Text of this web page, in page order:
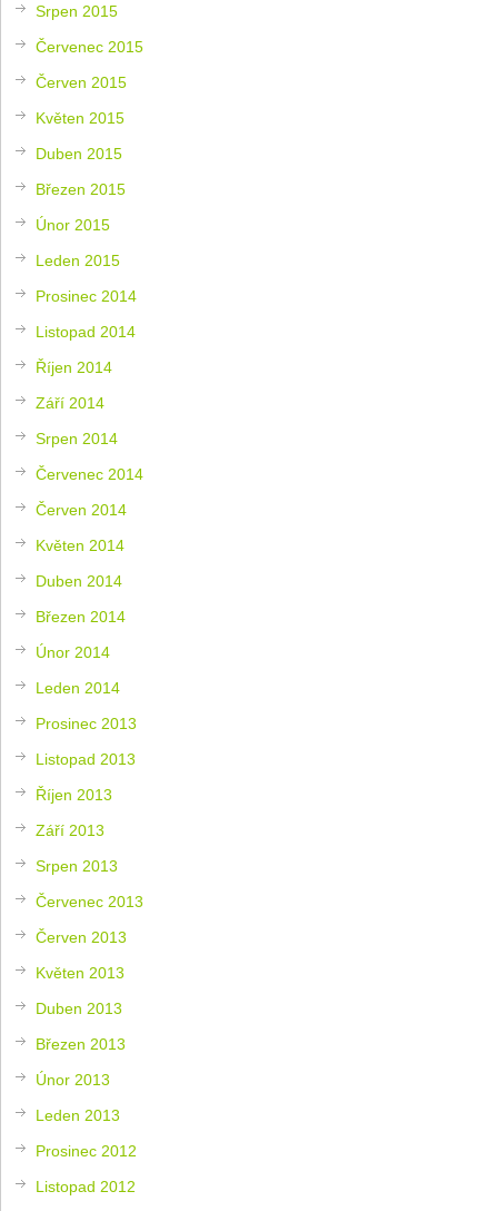
Srpen 2015
Červenec 2015
Červen 2015
Květen 2015
Duben 2015
Březen 2015
Únor 2015
Leden 2015
Prosinec 2014
Listopad 2014
Říjen 2014
Září 2014
Srpen 2014
Červenec 2014
Červen 2014
Květen 2014
Duben 2014
Březen 2014
Únor 2014
Leden 2014
Prosinec 2013
Listopad 2013
Říjen 2013
Září 2013
Srpen 2013
Červenec 2013
Červen 2013
Květen 2013
Duben 2013
Březen 2013
Únor 2013
Leden 2013
Prosinec 2012
Listopad 2012